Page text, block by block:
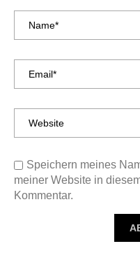
Speichern meines
meiner Website in
Kommentar.